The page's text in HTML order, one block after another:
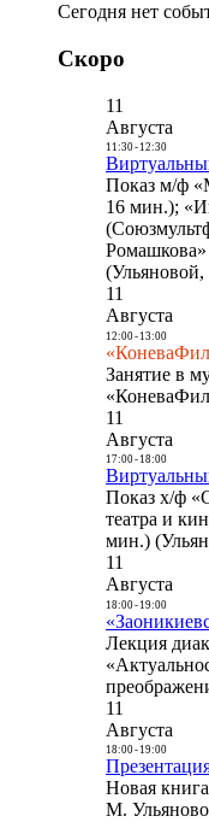
Сегодня нет
Скоро
11
Августа
11:30- 12:30
Показ м/ф
16 мин.);
11
Августа
12:00- 13:00
Занятие в
11
Августа
17:00- 18:00
Показ х/ф
театра и
мин.)
11
Августа
18:00- 19:00
Лекция
11
Августа
18:00- 19:00
Новая
М.